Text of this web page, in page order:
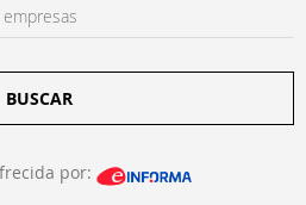
BUSCAR
por: